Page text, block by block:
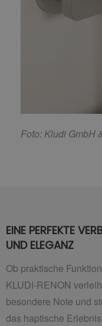
Foto: Kludi GmbH
EINE PERFEKTE
UND ELEGANZ
Ob praktische
KLUDI-RENON
besondere Note und
das haptische